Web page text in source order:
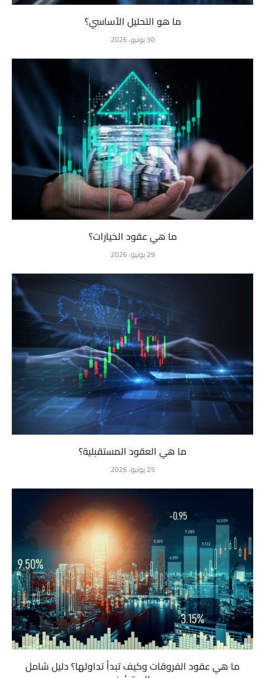
ما هو التحليل الأساسي؟
30 يونيو، 2026
ما هي عقود الخيارات؟
29 يونيو، 2026
ما هي العقود المستقبلية؟
25 يونيو، 2026
ما هي عقود الفروقات وكيف تبدأ تداولها؟ دليل شامل